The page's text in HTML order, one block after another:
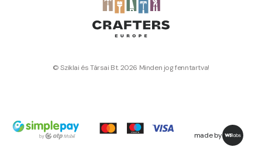
© Sziklai és Társai Bt. 2026 Minden jog fenntartva!
made by